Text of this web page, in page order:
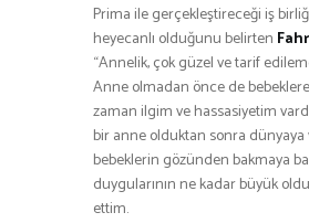
Prima ile gerçekleştireceği iş
heyecanlı olduğunu belirten
“Annelik, çok güzel ve tarif
Anne olmadan önce de
zaman ilgim ve hassasiyetim
bir anne olduktan sonra dünyaya
bebeklerin gözünden bakmaya
duygularının ne kadar büyük
ettim.